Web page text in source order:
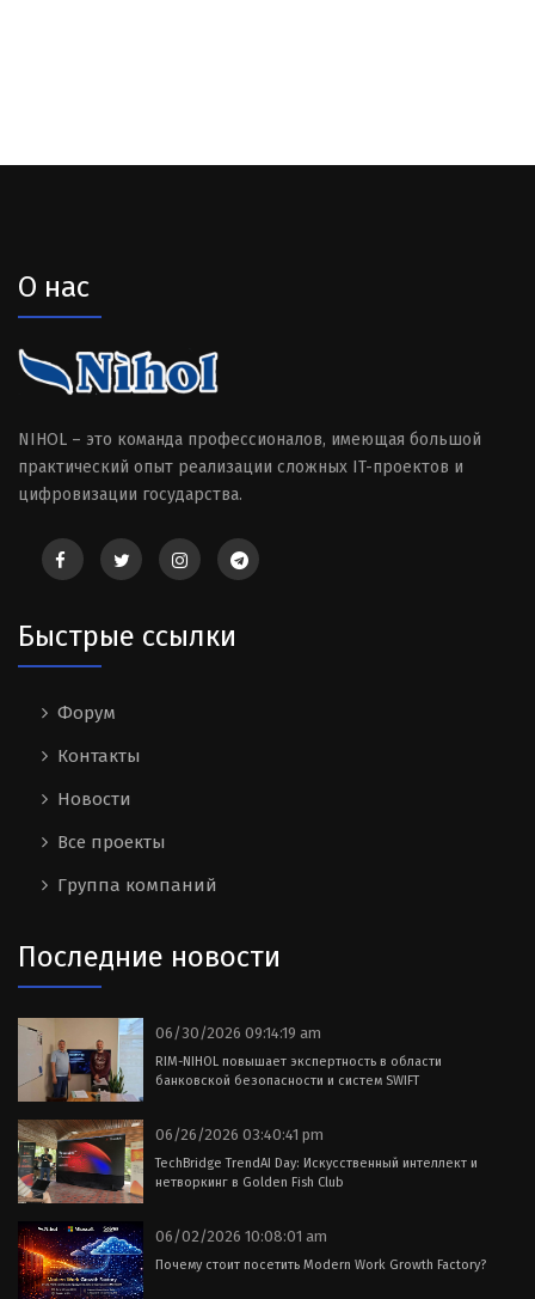
О нас
NIHOL – это команда профессионалов, имеющая большой
практический опыт реализации сложных IT-проектов и
цифровизации государства.
Быстрые ссылки
Форум
Контакты
Новости
Все проекты
Группа компаний
Последние новости
06/30/2026 09:14:19 am
RIM-NIHOL повышает экспертность в области
банковской безопасности и систем SWIFT
06/26/2026 03:40:41 pm
TechBridge TrendAI Day: Искусственный интеллект и
нетворкинг в Golden Fish Club
06/02/2026 10:08:01 am
Почему стоит посетить Modern Work Growth Factory?